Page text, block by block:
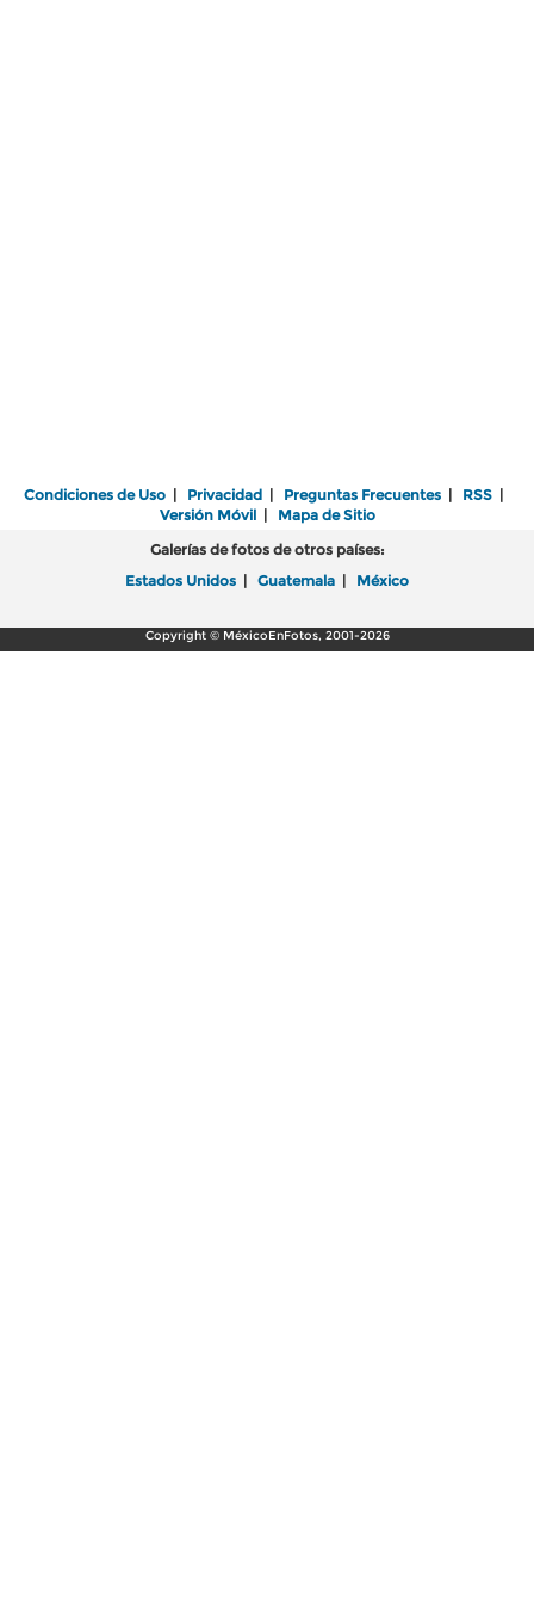
Condiciones de Uso | Privacidad | Preguntas Frecuentes | RSS |
Versión Móvil| Mapa de Sitio
Galerías de fotos de otros países:
Estados Unidos | Guatemala | México
Copyright © MéxicoEnFotos, 2001-2026